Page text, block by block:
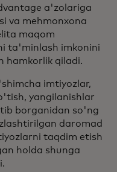
a'zolariga
va mehmonxona
maqom
ta'minlash imkonini
hamkorlik qiladi.
imtiyozlar,
yangilanishlar
borganidan so'ng
daromad
taqdim etish
holda shunga